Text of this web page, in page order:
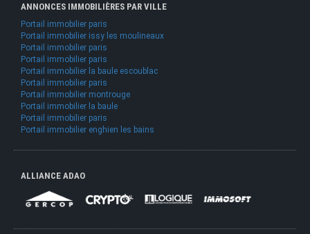
ANNONCES IMMOBILIÈRES PAR VILLE
Portail immobilier paris
Portail immobilier issy les moulineaux
Portail immobilier paris
Portail immobilier paris
Portail immobilier la baule escoublac
Portail immobilier paris
Portail immobilier montrouge
Portail immobilier la baule
Portail immobilier paris
Portail immobilier enghien les bains
ALLIANCE ADAO